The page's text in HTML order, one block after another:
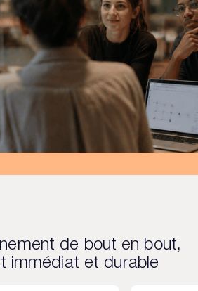
de bout en bout,
immédiat et durable